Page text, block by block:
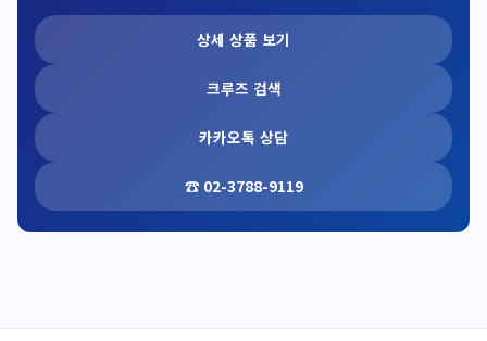
상세 상품 보기
크루즈 검색
카카오톡 상담
☎ 02-3788-9119